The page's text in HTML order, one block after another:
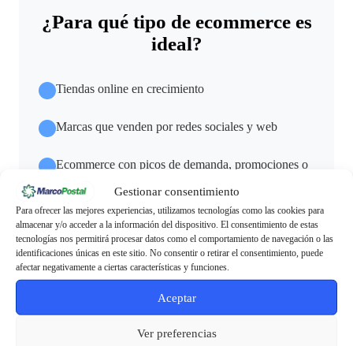
Gestionar consentimiento
Para ofrecer las mejores experiencias, utilizamos tecnologías como las cookies para
almacenar y/o acceder a la información del dispositivo. El consentimiento de estas
tecnologías nos permitirá procesar datos como el comportamiento de navegación o las
identificaciones únicas en este sitio. No consentir o retirar el consentimiento, puede
afectar negativamente a ciertas características y funciones.
Aceptar
Ver preferencias
¿Para qué tipo de ecommerce es
ideal?
Tiendas online en crecimiento
Marcas que venden por redes sociales y web
Ecommerce con picos de demanda, promociones o
Negocios que buscan profesionalizar su logística
¿Qué incluye nuestra logística